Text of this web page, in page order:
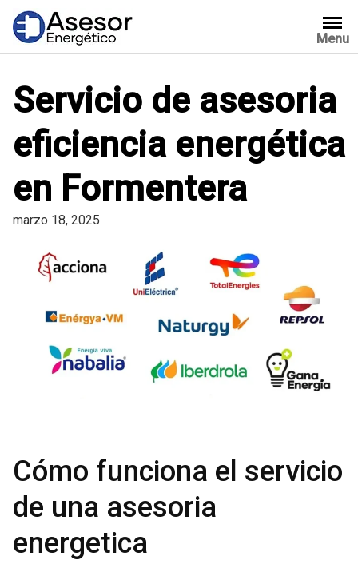
Saltar
contenido
Menu
Servicio de asesoria
eficiencia energética
en Formentera
marzo 18, 2025
Cómo funciona el servicio
de una asesoria
energetica